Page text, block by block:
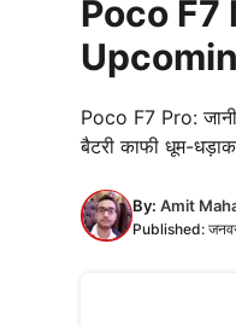
Poco F7
Poco F7 Pro:
बैटरी काफी धूम-
By: Amit
Published: